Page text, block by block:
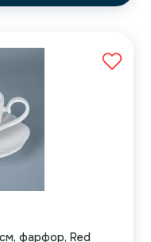
фарфор, Red